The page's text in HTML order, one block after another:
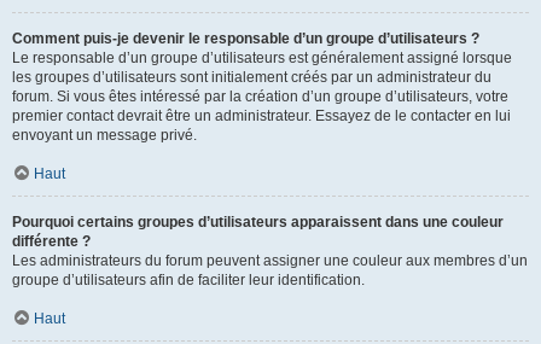
Comment puis-je devenir le responsable d’un groupe d’utilisateurs ?
Le responsable d’un groupe d’utilisateurs est généralement assigné lorsque
les groupes d’utilisateurs sont initialement créés par un administrateur du
forum. Si vous êtes intéressé par la création d’un groupe d’utilisateurs, votre
premier contact devrait être un administrateur. Essayez de le contacter en lui
envoyant un message privé.
Haut
Pourquoi certains groupes d’utilisateurs apparaissent dans une couleur
différente ?
Les administrateurs du forum peuvent assigner une couleur aux membres d’un
groupe d’utilisateurs afin de faciliter leur identification.
Haut